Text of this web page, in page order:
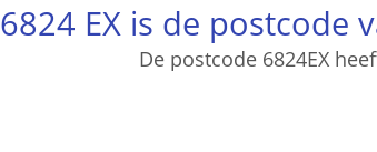
6824 EX is de postcode
De postcode 6824EX